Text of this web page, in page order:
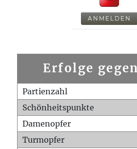
ANMELDEN
Erfolge
Partienzahl
Schönheitspunkte
Damenopfer
Turmopfer